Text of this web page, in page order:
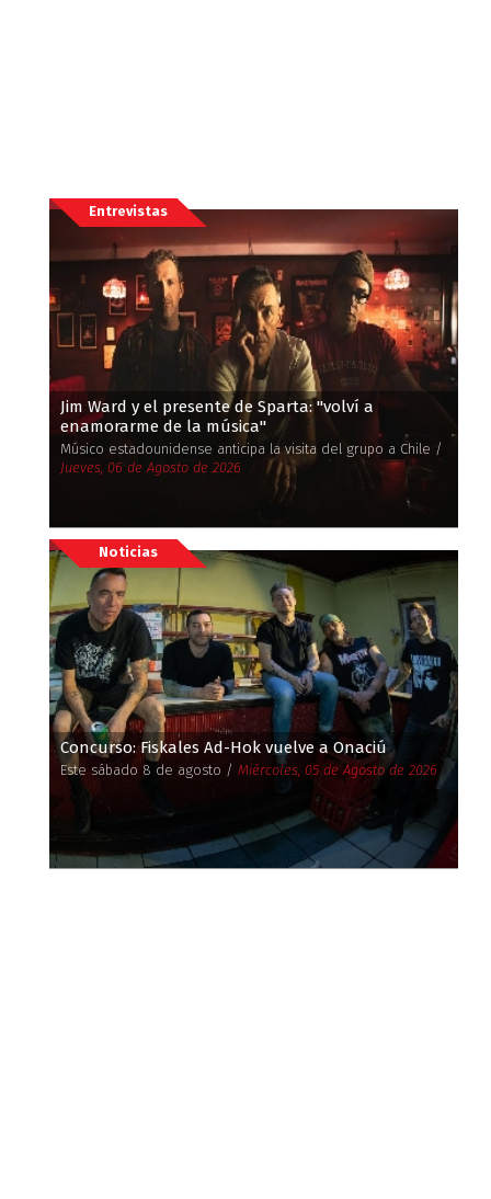
Entrevistas
Jim Ward y el presente de Sparta: ''volví a
enamorarme de la música''
Músico estadounidense anticipa la visita del grupo a Chile /
Jueves, 06 de Agosto de 2026
Noticias
Concurso: Fiskales Ad-Hok vuelve a Onaciú
Este sábado 8 de agosto / Miércoles, 05 de Agosto de 2026